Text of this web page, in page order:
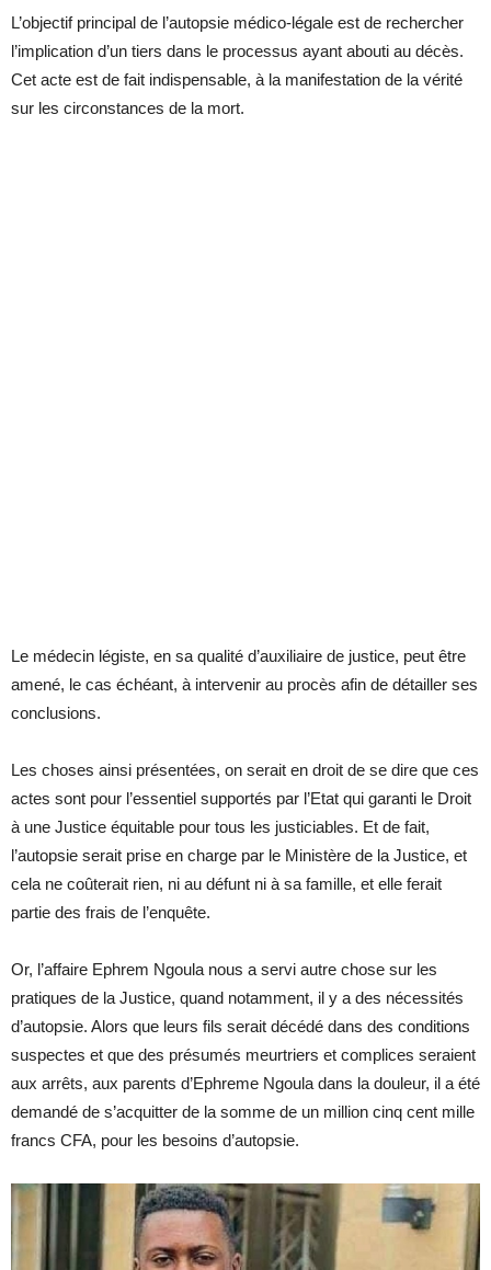
L’objectif principal de l’autopsie médico-légale est de rechercher
l’implication d’un tiers dans le processus ayant abouti au décès.
Cet acte est de fait indispensable, à la manifestation de la vérité
sur les circonstances de la mort.
Le médecin légiste, en sa qualité d’auxiliaire de justice, peut être
amené, le cas échéant, à intervenir au procès afin de détailler ses
conclusions.
Les choses ainsi présentées, on serait en droit de se dire que ces
actes sont pour l’essentiel supportés par l’Etat qui garanti le Droit
à une Justice équitable pour tous les justiciables. Et de fait,
l’autopsie serait prise en charge par le Ministère de la Justice, et
cela ne coûterait rien, ni au défunt ni à sa famille, et elle ferait
partie des frais de l’enquête.
Or, l’affaire Ephrem Ngoula nous a servi autre chose sur les
pratiques de la Justice, quand notamment, il y a des nécessités
d’autopsie. Alors que leurs fils serait décédé dans des conditions
suspectes et que des présumés meurtriers et complices seraient
aux arrêts, aux parents d’Ephreme Ngoula dans la douleur, il a été
demandé de s’acquitter de la somme de un million cinq cent mille
francs CFA, pour les besoins d’autopsie.